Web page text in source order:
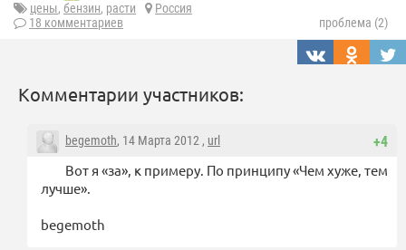
цены, бензин, расти
Россия
18 комментариев
проблема (2)
Комментарии участников:
+4
begemoth, 14 Марта 2012 , url
Вот я «за», к примеру. По принципу «Чем хуже, тем
лучше».
begemoth